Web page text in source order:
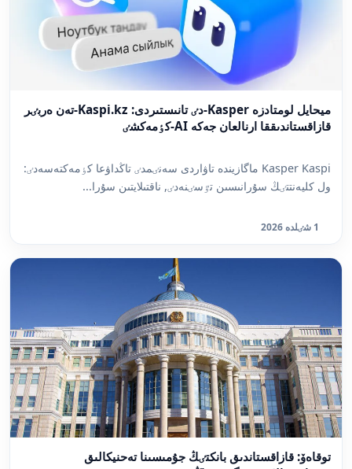
ميحايل لومتادزە Kasper-دٸ تانىستىردى: Kaspi.kz-تەن ەربٸر
قازاقستاندىققا ارنالعان جەكە AI-كٶمەكشٸ
Kasper Kaspi ماگازيندە تاۋاردى سەنٸمدٸ تاڭداۋعا كٶمەكتەسەدٸ:
ول كليەنتتٸڭ سۇرانىسىن تٷسٸنەدٸ, ناقتىلايتىن سۇرا...
1 شٸلدە 2026
توقاەۆ: قازاقستاندىق بانكتٸڭ جۇمىسىنا تەحنيكالىق